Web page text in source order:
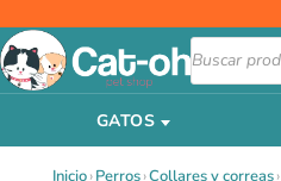
al
contenido
Búsqueda
de
productos
GATOS
Inicio›Perros›Collares y correas›